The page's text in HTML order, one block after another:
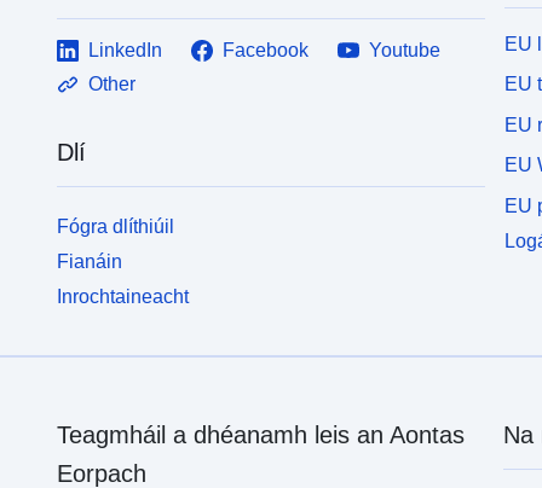
LinkedIn Facebook
Youtube
Other
Dlí
Fógra dlíthiúil
Fianáin
Inrochtaineacht
EU
EU
EU
EU
EU
Teagmháil a dhéanamh leis an Aontas
Eorpach
Na